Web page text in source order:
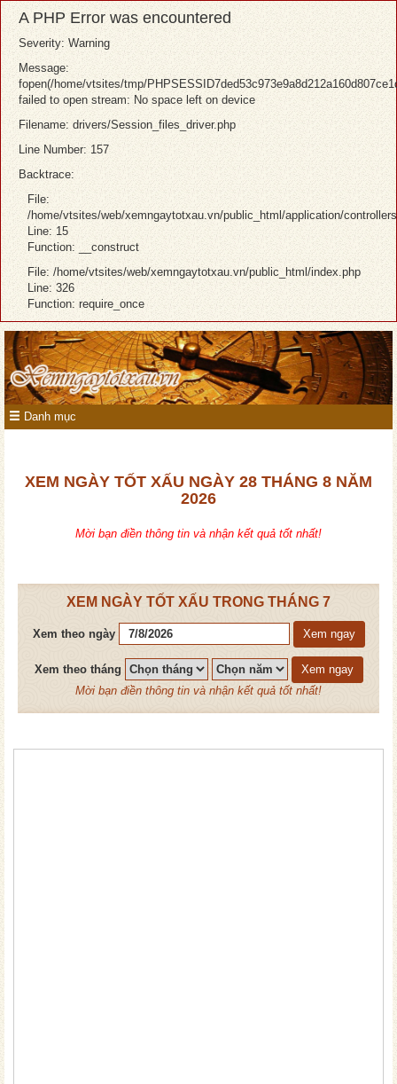
A PHP Error was encountered
Severity: Warning
Message:
fopen(/home/vtsites/tmp/
failed to open stream: No space left on device
Filename: drivers/Session_files_driver.php
Line Number: 157
Backtrace:
File:
/home/vtsites/web/xemngaytotxau.vn/public_html/application/
Line: 15
Function: __construct
File: /home/vtsites/web/xemngaytotxau.vn/public_html/index.php
Line: 326
Function: require_once
Danh mục
XEM NGÀY TỐT XẤU NGÀY 28 THÁNG 8 NĂM
2026
Mời bạn điền thông tin và nhận kết quả tốt nhất!
XEM NGÀY TỐT XẤU TRONG THÁNG 7
Xem theo ngày Xem ngay
Xem theo tháng
Xem ngay
Mời bạn điền thông tin và nhận kết quả tốt nhất!